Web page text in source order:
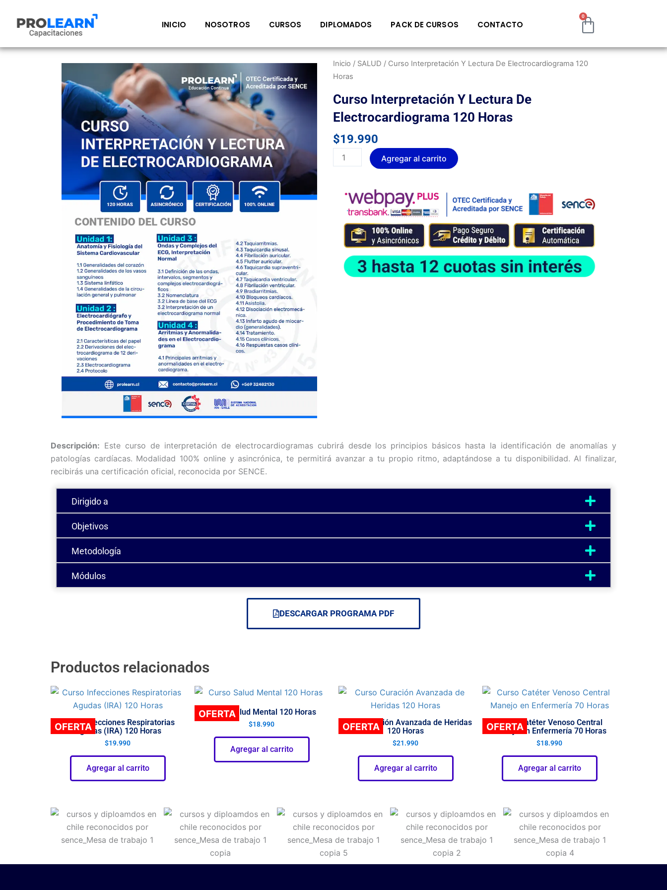
contenido
INICIO NOSOTROS CURSOS DIPLOMADOS PACK DE CURSOS CONTACTO
0
Cart
Inicio / SALUD / Curso Interpretación Y Lectura De Electrocardiograma 120
Horas
Curso Interpretación Y Lectura De
Electrocardiograma 120 Horas
$19.990
Curso
Interpretación
Lectura
Electrocardiograma
Horas
cantidad
Agregar al carrito
Descripción: Este curso de interpretación de electrocardiogramas cubrirá desde los principios básicos hasta la identificación de anomalías y
patologías cardíacas. Modalidad 100% online y asincrónica, te permitirá avanzar a tu propio ritmo, adaptándose a tu disponibilidad. Al finalizar,
recibirás una certificación oficial, reconocida por SENCE.
Dirigido a
Objetivos
Metodología
Módulos
DESCARGAR PROGRAMA PDF
Productos relacionados
OFERTA
Curso Infecciones Respiratorias
Agudas (IRA) 120 Horas
$19.990
Agregar al carrito
OFERTA
Curso Salud Mental 120 Horas
$18.990
Agregar al carrito
OFERTA
Curso Curación Avanzada de Heridas
120 Horas
$21.990
Agregar al carrito
OFERTA
Curso Catéter Venoso Central
Manejo en Enfermería 70 Horas
$18.990
Agregar al carrito